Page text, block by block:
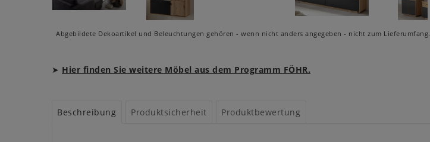
Abgebildete Dekoartikel und Beleuchtungen gehören - wenn nicht anders angegeben - nicht zum Lieferumfang.
➤ Hier finden Sie weitere Möbel aus dem Programm FÖHR.
Beschreibung Produktsicherheit Produktbewertung